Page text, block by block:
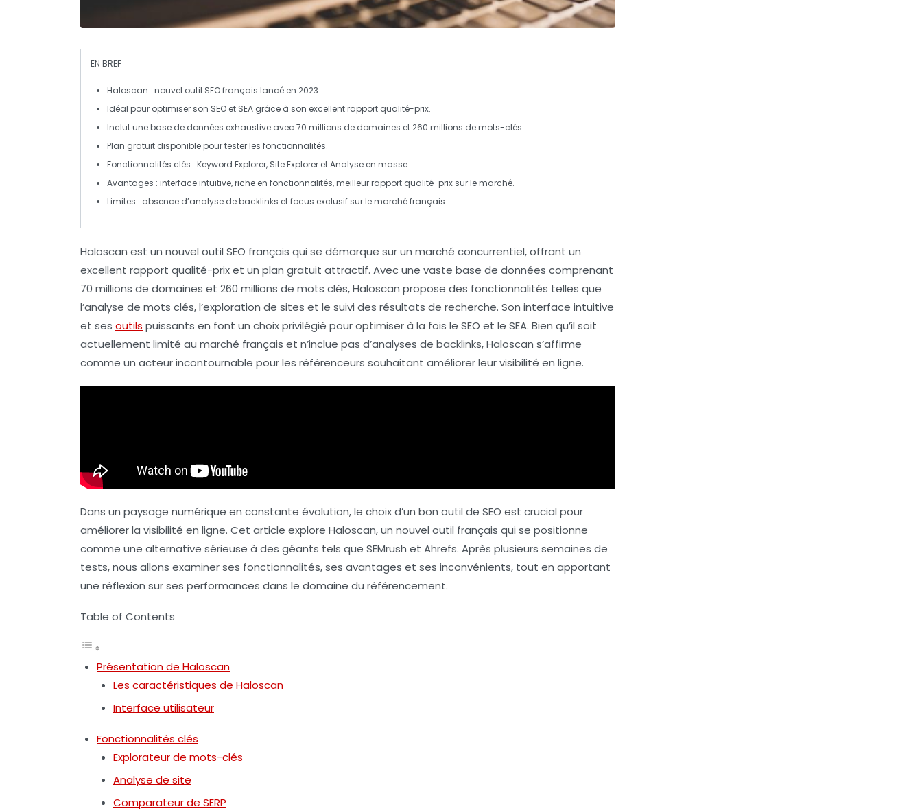
EN BREF
Haloscan : nouvel outil SEOfrançais lancé en 2023.
Idéal pour optimiser son SEO et SEA grâce à son excellent rapport qualité-prix.
Inclut une base de données exhaustive avec 70 millions de domaines et260 millions de mots-clés.
Plan gratuit disponible pour tester les fonctionnalités.
Fonctionnalités clés : Keyword Explorer, Site Explorer etAnalyse en masse.
Avantages : interface intuitive, riche en fonctionnalités, meilleur rapport qualité-prix sur le marché.
Limites : absence d’analyse debacklinks et focus exclusif sur le marchéfrançais.
Haloscan est un nouvel outil SEO français qui se démarque sur un marché concurrentiel, offrant un
excellent rapport qualité-prixet un plan gratuit attractif. Avec une vaste base de données comprenant
70 millions de domaines et 260 millions de mots clés, Haloscan propose des fonctionnalités telles que
l’analyse de mots clés, l’exploration de sites et le suivi des résultats de recherche. Son interface intuitive
et ses outils puissants en font un choix privilégié pour optimiser à la fois le SEO et le SEA. Bien qu’il soit
actuellement limité au marché français et n’inclue pas d’analyses de backlinks, Haloscan s’affirme
comme un acteur incontournable pour les référenceurs souhaitant améliorer leur visibilité en ligne.
Dans un paysage numérique en constante évolution, le choix d’un bon outil de SEO est crucial pour
améliorer la visibilité en ligne. Cet article explore Haloscan, un nouvel outil français qui se positionne
comme une alternative sérieuse à des géants tels que SEMrush et Ahrefs. Après plusieurs semaines de
tests, nous allons examiner ses fonctionnalités, ses avantages et ses inconvénients, tout en apportant
une réflexion sur ses performances dans le domaine du référencement.
Table of Contents
Présentation de Haloscan
Les caractéristiques de Haloscan
Interface utilisateur
Fonctionnalités clés
Explorateur de mots-clés
Analyse de site
Comparateur de SERP